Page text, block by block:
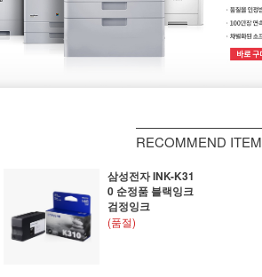
RECOMMEND ITEM
삼성전자 INK-K31
0 순정품 블랙잉크
검정잉크
(품절)